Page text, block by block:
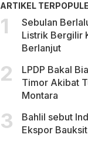
ARTIKEL
Sebulan
Listrik Bergilir
Berlanjut
LPDP Bakal
Timor Akibat
Montara
Bahlil sebut
Ekspor